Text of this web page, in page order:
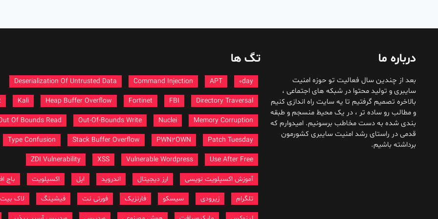
درباره ما
بعد از چندین سال فعالیت تو حوزه امنیت
سایبری و تولید محتوا در شبکه های اجتماعی ،
بالاخره تصمیم گرفتیم تا یه سایت راه اندازی کنیم
و مطالب رو ساده تر ، در یک محیط منسجم و طبقه
بندی شده به دست مخاطب برسونیم. امیدوارم که
قدمی در راستای رشد امنیت سایبری کشورمون
برداشته باشیم.
تگ ها
0day
APT
Command Injection
Deserialization Of Untrusted Data
Directory Traversal
FBI
Fortinet
Heap Buffer Overflow
Kali
Memory Corruption
Nuclei
Out-Of-Bounds Write
Of Bounds Read
Patch Tuesday
PWN2OWN
Stack Buffer Overflow
Type Confusion
Use After Free
Vulnerable Wordpress
XSS
ZDI Vulnerability
آموزش اکسپلویت نویسی ارز دیجیتال اندروید اپل اکسپلویت باج
تلگرام زیرودی سیسکو فارنزیک فورتی نت فیشینگ لاک بیت